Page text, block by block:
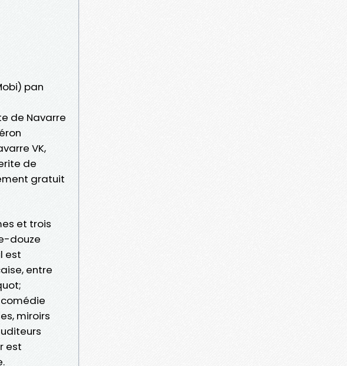
pan
de Navarre
VK,
de
gratuit
et trois
douze
est
entre
miroirs
est